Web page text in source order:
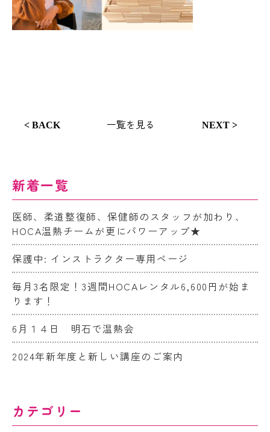
< BACK 一覧を見る NEXT >
新着一覧
医師、柔道整復師、保健師のスタッフが加わり、
HOCA温熱チームが更にパワーアップ★
保護中: インストラクター専用ページ
毎月3名限定！3週間HOCAレンタル6,600円が始ま
ります！
6月１４日 明石で温熱会
2024年新年度と新しい講座のご案内
カテゴリー